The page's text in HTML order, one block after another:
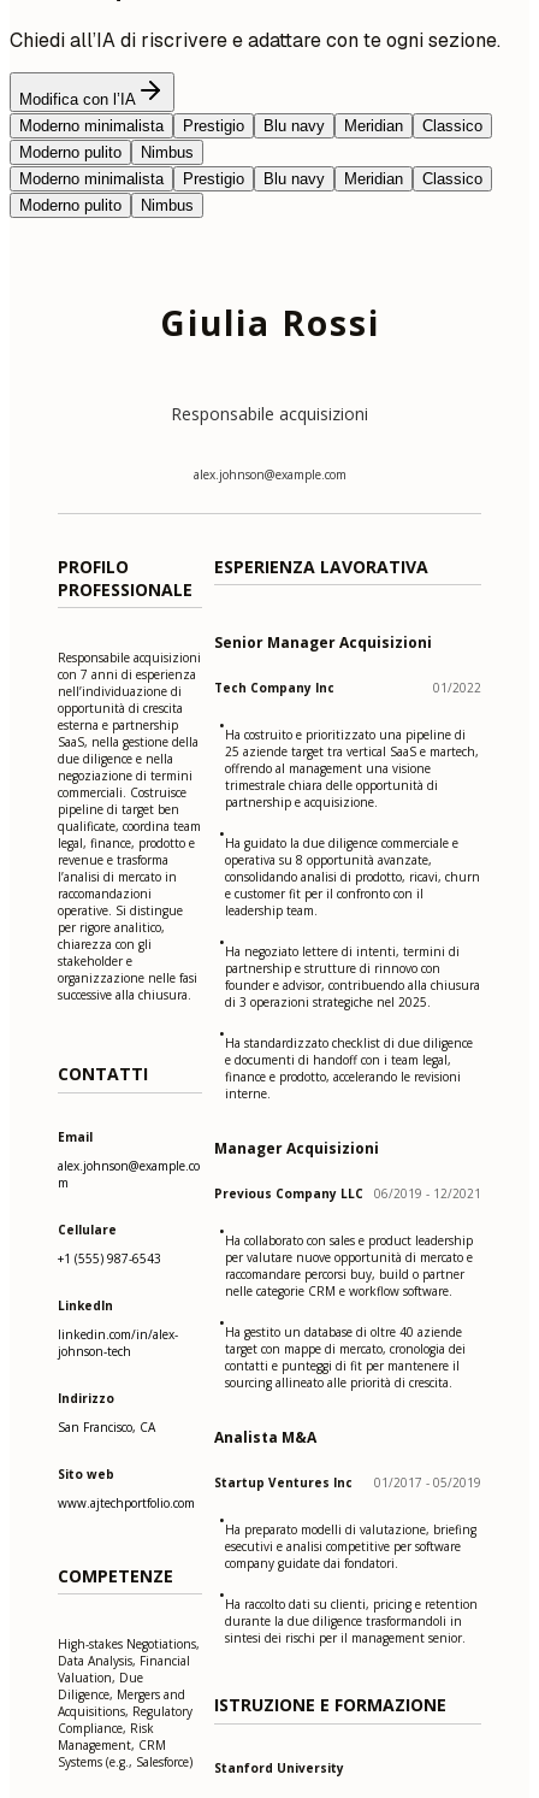
Chiedi all’IA di riscrivere e adattare con te ogni sezione.
Modifica con l’IA
Moderno minimalista
Prestigio Blu navy Meridian
Classico
Moderno pulito
Nimbus
Moderno minimalista
Prestigio Blu navy Meridian
Classico
Moderno pulito
Nimbus
Giulia Rossi
Responsabile acquisizioni
alex.johnson@example.com
PROFILO
PROFESSIONALE
Responsabile acquisizioni
con 7 anni di esperienza
nell’individuazione di
opportunità di crescita
esterna e partnership
SaaS, nella gestione della
due diligence e nella
negoziazione di termini
commerciali. Costruisce
pipeline di target ben
qualificate, coordina team
legal, finance, prodotto e
revenue e trasforma
l’analisi di mercato in
raccomandazioni
operative. Si distingue
per rigore analitico,
chiarezza con gli
stakeholder e
organizzazione nelle fasi
successive alla chiusura.
CONTATTI
Email
alex.johnson@example.co
m
Cellulare
+1 (555) 987-6543
LinkedIn
linkedin.com/in/alex-
johnson-tech
Indirizzo
San Francisco, CA
Sito web
www.ajtechportfolio.com
COMPETENZE
High-stakes Negotiations,
Data Analysis, Financial
Valuation, Due
Diligence, Mergers and
Acquisitions, Regulatory
Compliance, Risk
Management, CRM
Systems (e.g., Salesforce)
ESPERIENZA LAVORATIVA
Senior Manager Acquisizioni
Tech Company Inc 01/2022
•Ha costruito e prioritizzato una pipeline di
25 aziende target tra vertical SaaS e martech,
offrendo al management una visione
trimestrale chiara delle opportunità di
partnership e acquisizione.
•Ha guidato la due diligence commerciale e
operativa su 8 opportunità avanzate,
consolidando analisi di prodotto, ricavi, churn
e customer fit per il confronto con il
leadership team.
•Ha negoziato lettere di intenti, termini di
partnership e strutture di rinnovo con
founder e advisor, contribuendo alla chiusura
di 3 operazioni strategiche nel 2025.
•Ha standardizzato checklist di due diligence
e documenti di handoff con i team legal,
finance e prodotto, accelerando le revisioni
interne.
Manager Acquisizioni
Previous Company LLC 06/2019 - 12/2021
•Ha collaborato con sales e product leadership
per valutare nuove opportunità di mercato e
raccomandare percorsi buy, build o partner
nelle categorie CRM e workflow software.
•Ha gestito un database di oltre 40 aziende
target con mappe di mercato, cronologia dei
contatti e punteggi di fit per mantenere il
sourcing allineato alle priorità di crescita.
Analista M&A
Startup Ventures Inc 01/2017 - 05/2019
•Ha preparato modelli di valutazione, briefing
esecutivi e analisi competitive per software
company guidate dai fondatori.
•Ha raccolto dati su clienti, pricing e retention
durante la due diligence trasformandoli in
sintesi dei rischi per il management senior.
ISTRUZIONE E FORMAZIONE
Stanford University